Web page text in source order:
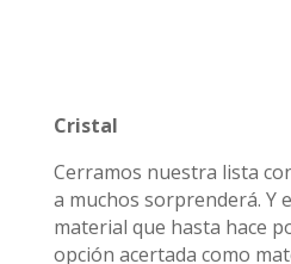
Cristal
Cerramos nuestra lista
a muchos sorprenderá. Y
material que hasta hace
opción acertada como